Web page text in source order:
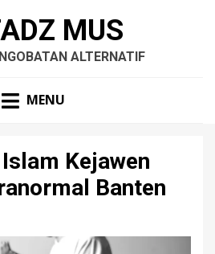
MUS
ALTERNATIF
MENU
Kejawen
Banten